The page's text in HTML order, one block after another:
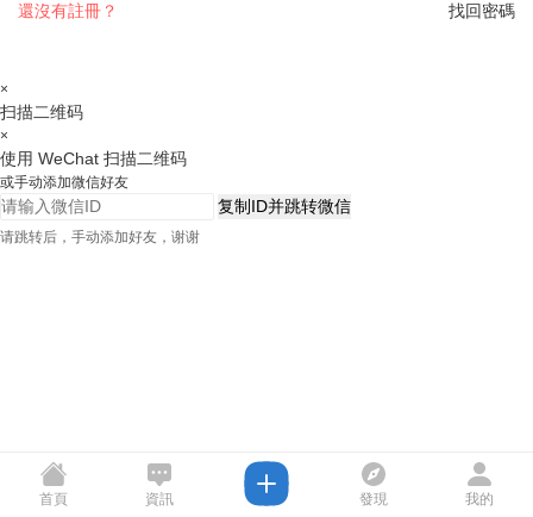
找回密碼
還沒有註冊？
×
扫描二维码
×
使用 WeChat 扫描二维码
或手动添加微信好友
复制ID并跳转微信
请跳转后，手动添加好友，谢谢
首頁 資訊 發現 我的